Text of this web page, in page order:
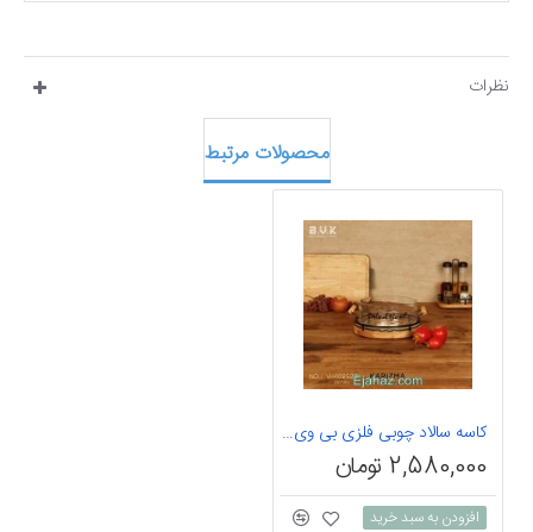
نظرات
محصولات مرتبط
کاسه سالاد چوبی فلزی بی وی کی کوچک 402520
2,580,000 تومان
افزودن به سبد خرید